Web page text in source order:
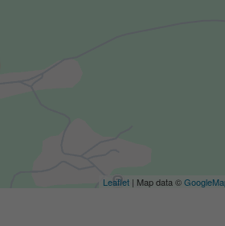
Leaflet | Map data ©